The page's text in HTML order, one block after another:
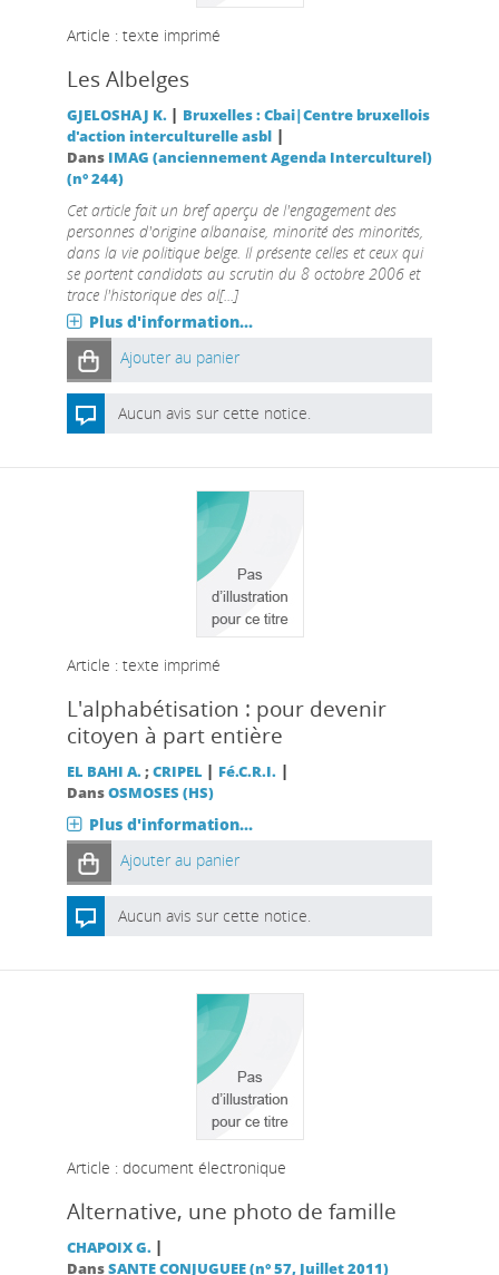
Article : texte imprimé
Les Albelges
GJELOSHAJ K. | Bruxelles : Cbai|Centre bruxellois
d'action interculturelle asbl|
Dans IMAG (anciennement Agenda Interculturel)
(n° 244)
Cet article fait un bref aperçu de l'engagement des
personnes d'origine albanaise, minorité des minorités,
dans la vie politique belge. Il présente celles et ceux qui
se portent candidats au scrutin du 8 octobre 2006 et
trace l'historique des al[...]
Plus d'information...
Ajouter au panier
Aucun avis sur cette notice.
Article : texte imprimé
L'alphabétisation : pour devenir
citoyen à part entière
EL BAHI A.;CRIPEL | Fé.C.R.I.|
DansOSMOSES (HS)
Plus d'information...
Ajouter au panier
Aucun avis sur cette notice.
Article : document électronique
Alternative, une photo de famille
CHAPOIX G. |
DansSANTE CONJUGUEE (n° 57, Juillet 2011)